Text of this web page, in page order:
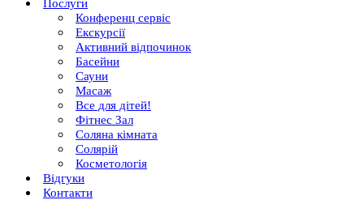
Послуги
Конференц сервіс
Екскурсії
Активний відпочинок
Басейни
Сауни
Масаж
Все для дітей!
Фітнес Зал
Соляна кімната
Солярій
Косметологія
Відгуки
Контакти